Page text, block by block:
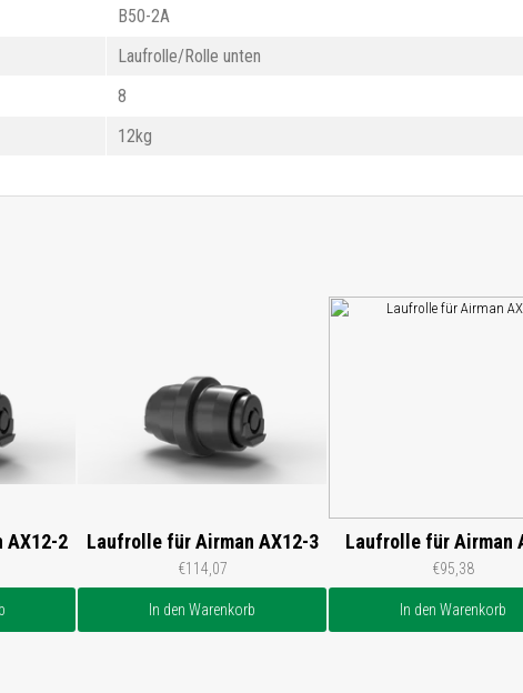
B50-2A
Laufrolle/Rolle unten
8
12kg
AX12-2 Laufrolle für Airman AX12-3
€114,07
In den Warenkorb
Laufrolle für Airman
€95,38
In den Warenkorb